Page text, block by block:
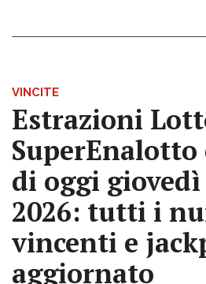
VINCITE
Estrazioni
SuperEnalotto
di oggi giovedì
2026: tutti i
vincenti e
aggiornato